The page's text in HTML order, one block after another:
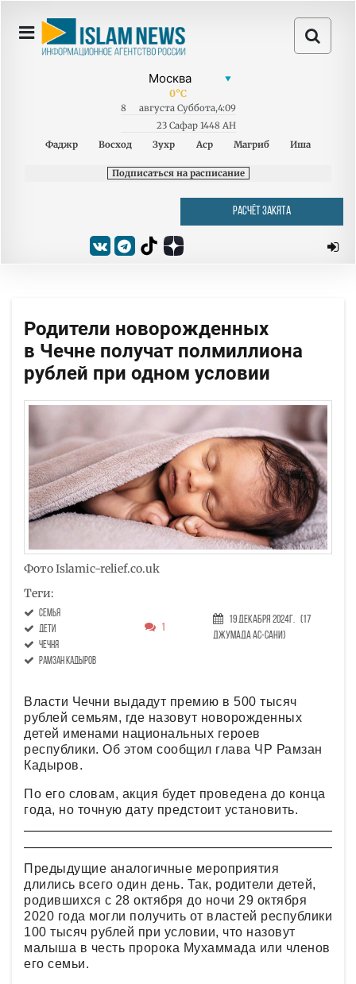
0°C
8 августа Суббота,4:09
23 Сафар 1448 AH
Фаджр
Восход Зухр Аср Магриб Иша
Подписаться на расписание
РАСЧЁТ ЗАКЯТА
Родители новорожденных
в Чечне получат полмиллиона
рублей при одном условии
Фото Islamic-relief.co.uk
Теги:
семья
дети
Чечня
Рамзан Кадыров
1
19 Декабря 2024г. (17
Джумада ас-сани)
Власти Чечни выдадут премию в 500 тысяч
рублей семьям, где назовут новорожденных
детей именами национальных героев
республики. Об этом сообщил глава ЧР Рамзан
Кадыров.
По его словам, акция будет проведена до конца
года, но точную дату предстоит установить.
Предыдущие аналогичные мероприятия
длились всего один день. Так, родители детей,
родившихся с 28 октября до ночи 29 октября
2020 года могли получить от властей республики
100 тысяч рублей при условии, что назовут
малыша в честь пророка Мухаммада или членов
его семьи.